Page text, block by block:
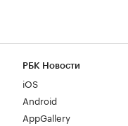
РБК Новости
iOS
Android
AppGallery